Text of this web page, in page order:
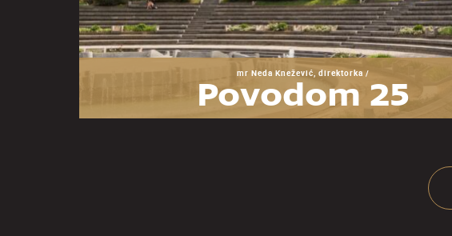
mr Neda Knežević, direktorka /
Povodom 25
godina Muzeja